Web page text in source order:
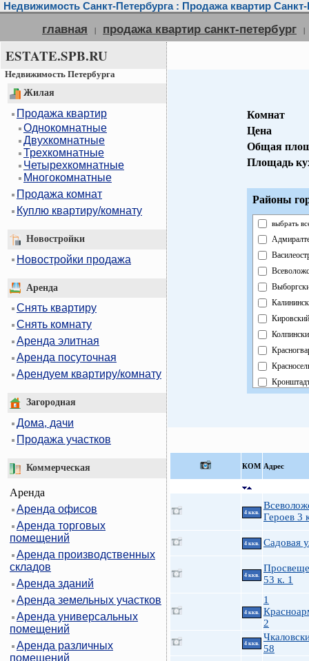
Недвижимость Санкт-Петербурга : Продажа квартир Санкт-
главная | продажа квартир санкт-петербург |
ESTATE.SPB.RU
Недвижимость Петербурга
Жилая
Продажа квартир
Однокомнатные
Двухкомнатные
Трехкомнатные
Четырехкомнатные
Многокомнатные
Продажа комнат
Куплю квартиру/комнату
Новостройки
Новостройки продажа
Аренда
Снять квартиру
Снять комнату
Аренда элитная
Аренда посуточная
Арендуем квартиру/комнату
Загородная
Дома, дачи
Продажа участков
Коммерческая
Аренда
Аренда офисов
Аренда торговых
помещений
Аренда производственных
складов
Аренда зданий
Аренда земельных участков
Аренда универсальных
помещений
Аренда различных
помещений
Комнат
Цена
Общая
Площадь
Районы
выбрать
Кировский
КOМ Адрес
4 ккв.
Героев 3
4 ккв. Садовая
4 ккв.
53 к. 1
4 ккв.
1
2
4 ккв.
58